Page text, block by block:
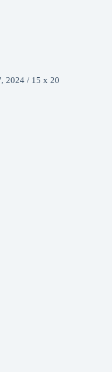
2024 / 15 x 20